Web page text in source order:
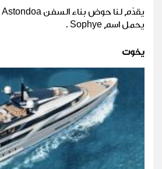
يحمل اسم Sophye .
يخوت